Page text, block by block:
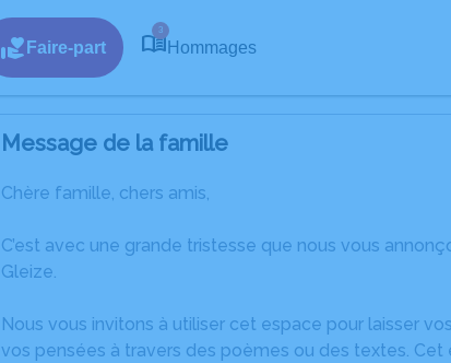
Faire-part
3
Hommages
Message de la famille
Chère famille, chers amis,
C’est avec une grande tristesse que nous vous
Gleize.
Nous vous invitons à utiliser cet espace pour laisser
vos pensées à travers des poèmes ou des textes.